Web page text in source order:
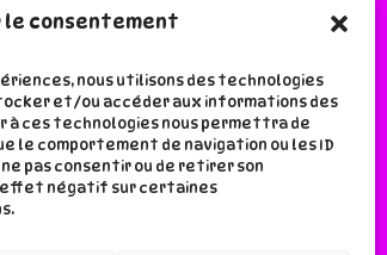
le consentement
nous utilisons des technologies
et/ou accéder aux informations des
à ces technologies nous permettra de
le comportement de navigation ou les ID
pas consentir ou de retirer son
négatif sur certaines